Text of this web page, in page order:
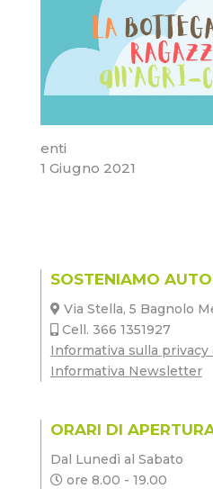
enti
1 Giugno 2021
SOSTENIAMO
Via Stella, 5 Bagnolo
Cell. 366 1351927
Informativa sulla privacy
Informativa Newsletter
ORARI DI
Dal Lunedì al Sabato
ore 8.00 - 19.00